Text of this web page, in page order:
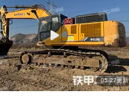
05-27更新